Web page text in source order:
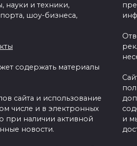
науки и техники,
шоу-бизнеса,
содержать материалы
сайта и использование
числе и в электронных
при наличии активной
новости.
и